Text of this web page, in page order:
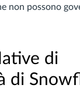
non possono
di
di